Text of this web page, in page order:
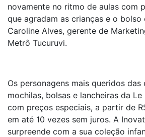
novamente no ritmo de aulas com
que agradam as crianças e o bolso
Caroline Alves, gerente de
Metrô Tucuruvi.
Os personagens mais queridos das
mochilas, bolsas e lancheiras da
com preços especiais, a partir de
em até 10 vezes sem juros. A
surpreende com a sua coleção